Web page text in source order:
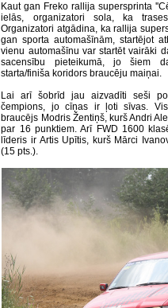
Kaut gan Freko rallija supersprinta
ielās, organizatori sola, ka
Organizatori atgādina, ka rallija
gan sporta automašīnām, startējot
vienu automašīnu var startēt vairāki
sacensību pieteikumā, jo šiem
starta/finiša koridors braucēju maiņai.
Lai arī šobrīd jau aizvadīti seši
čempions, jo cīņas ir ļoti sīvas.
braucējs Modris Žentiņš, kurš Andri
par 16 punktiem. Arī FWD 1600
līderis ir Artis Upītis, kurš Mārci
(15 pts.).